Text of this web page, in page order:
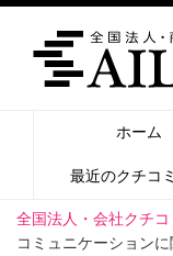
ホーム
最近のクチコ
全国法人・会社クチコ
コミュニケーション